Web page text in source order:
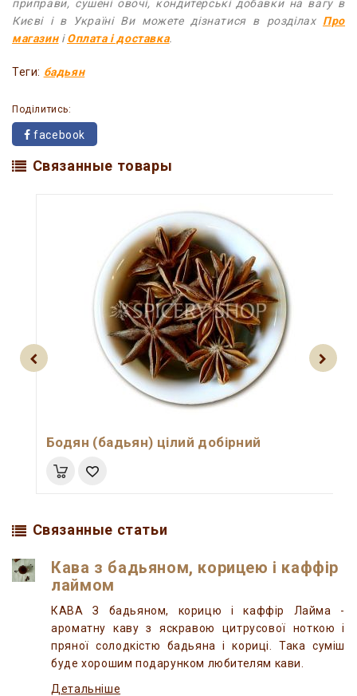
приправи, сушені овочі, кондитерські добавки на вагу в
Києві і в Україні Ви можете дізнатися в розділах Про
магазин і Оплата і доставка.
Теги: бадьян
Поділитись:
facebook
Связанные товары
Бодян (бадьян) цілий добірний
Связанные статьи
Кава з бадьяном, корицею і каффір
лаймом
КАВА З бадьяном, корицю і каффір Лайма -
ароматну каву з яскравою цитрусової ноткою і
пряної солодкістю бадьяна і кориці. Така суміш
буде хорошим подарунком любителям кави.
Детальніше